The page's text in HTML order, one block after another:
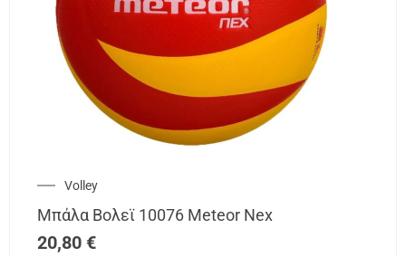
Volley
Μπάλα Βολεϊ 10076 Meteor Nex
20,80 €